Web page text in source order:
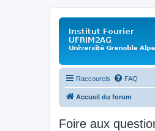
Raccourcis FAQ
Accueil du forum
Foire aux